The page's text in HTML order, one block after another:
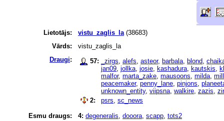
Lietotājs: vistu_zaglis_la (38683)
Vārds:
vistu_zaglis_la
Draugi: 57: _zirgs alefs asteor, barbala blond
jan09 jollka josie kashadura kautskis
malfor, marta_zake mausoons milda
peacemaker, penny_lane pinjons
unknown_entity, viipsna walkire zazis
2:
psrs sc_news
Esmu draugs: 4: degeneralis dooora scapp tots2